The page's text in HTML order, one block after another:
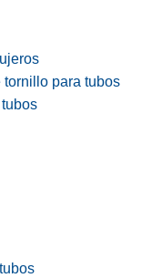
tornillo para tubos